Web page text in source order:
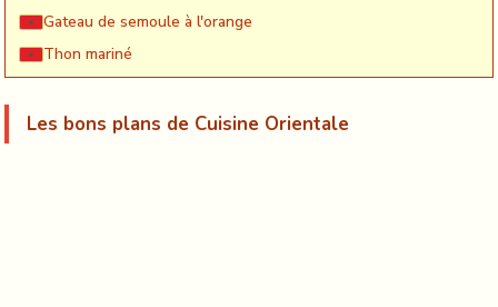
Gateau de semoule à l'orange
Thon mariné
Les bons plans de Cuisine Orientale